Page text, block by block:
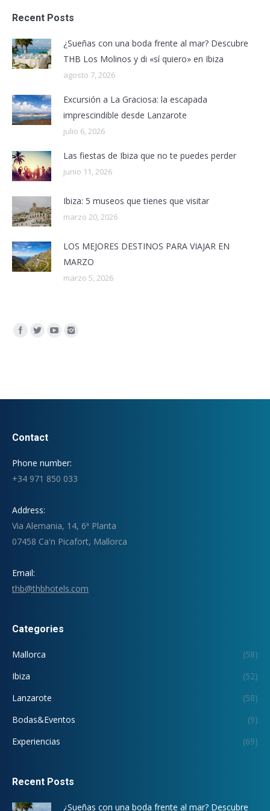
Recent Posts
¿Sueñas con una boda frente al mar? Descubre
THB Los Molinos y di «sí quiero» en Ibiza
agosto 7, 2026
Excursión a La Graciosa: la escapada
imprescindible desde Lanzarote
julio 6, 2026
Las fiestas de Ibiza que no te puedes perder
junio 11, 2026
Ibiza: 5 museos que tienes que visitar
marzo 20, 2026
LOS MEJORES DESTINOS PARA VIAJAR EN
MARZO
marzo 5, 2026
Encuéntranos en:
Contact
Phone number:
+34 971 850 033
Address:
Via Alemania, 14, 6ª Planta
07458 Ca'n Picafort, Mallorca
Email:
thb@thbhotels.com
Categories
Mallorca
(58)
Ibiza
(52)
Lanzarote
(58)
Bodas&Eventos
(9)
Experiencias
(69)
Recent Posts
¿Sueñas con una boda frente al mar? Descubre